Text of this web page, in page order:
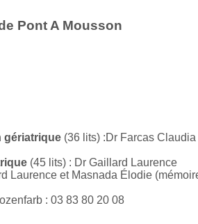
Pont A Mousson
gériatrique (36 lits) :Dr Farcas Claudia
(45 lits) : Dr Gaillard Laurence
Laurence et Masnada Élodie
: 03 83 80 20 08